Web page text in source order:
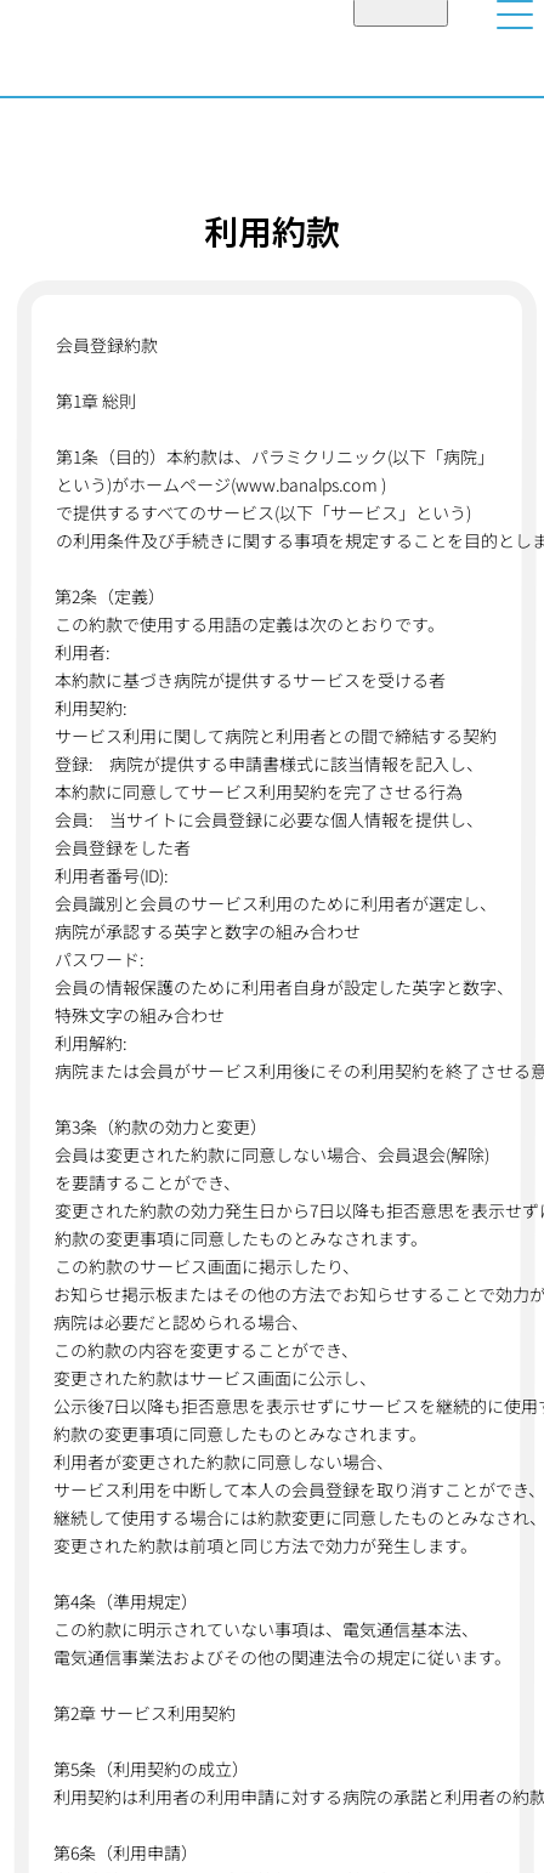
利用約款
会員登録約款
第1章 総則
第1条（目的）本約款は、パラミクリニック(以下「病院」
という)がホームページ(www.banalps.com )
で提供するすべてのサービス(以下「サービス」という)
の利用条件及び手続きに関する事項を規定することを目的とし
第2条（定義）
この約款で使用する用語の定義は次のとおりです。
利用者:
本約款に基づき病院が提供するサービスを受ける者
利用契約:
サービス利用に関して病院と利用者との間で締結する契約
登録: 病院が提供する申請書様式に該当情報を記入し、
本約款に同意してサービス利用契約を完了させる行為
会員: 当サイトに会員登録に必要な個人情報を提供し、
会員登録をした者
利用者番号(ID):
会員識別と会員のサービス利用のために利用者が選定し、
病院が承認する英字と数字の組み合わせ
パスワード:
会員の情報保護のために利用者自身が設定した英字と数字、
特殊文字の組み合わせ
利用解約:
病院または会員がサービス利用後にその利用契約を終了させる
第3条（約款の効力と変更）
会員は変更された約款に同意しない場合、会員退会(解除)
を要請することができ、
変更された約款の効力発生日から7日以降も拒否意思を表示せ
約款の変更事項に同意したものとみなされます。
この約款のサービス画面に掲示したり、
お知らせ掲示板またはその他の方法でお知らせすることで効力
病院は必要だと認められる場合、
この約款の内容を変更することができ、
変更された約款はサービス画面に公示し、
公示後7日以降も拒否意思を表示せずにサービスを継続的に使
約款の変更事項に同意したものとみなされます。
利用者が変更された約款に同意しない場合、
サービス利用を中断して本人の会員登録を取り消すことができ
継続して使用する場合には約款変更に同意したものとみなされ
変更された約款は前項と同じ方法で効力が発生します。
第4条（準用規定）
この約款に明示されていない事項は、電気通信基本法、
電気通信事業法およびその他の関連法令の規定に従います。
第2章 サービス利用契約
第5条（利用契約の成立）
利用契約は利用者の利用申請に対する病院の承諾と利用者の約
第6条（利用申請）